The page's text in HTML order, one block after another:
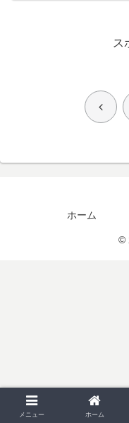
ス
前
ホーム
©
メニュー ホーム